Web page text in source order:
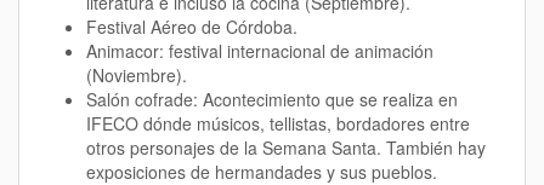
Festival Aéreo de Córdoba.
Animacor: festival internacional de animación
(Noviembre).
Salón cofrade: Acontecimiento que se realiza en
IFECO dónde músicos, tellistas, bordadores entre
otros personajes de la Semana Santa. También hay
exposiciones de hermandades y sus pueblos.